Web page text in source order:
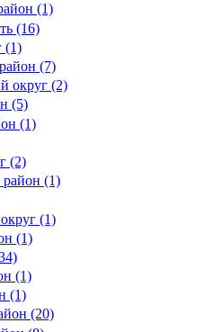
(1)
(16)
(1)
(7)
округ (2)
(5)
(1)
(2)
(1)
(1)
(1)
(1)
(1)
(20)